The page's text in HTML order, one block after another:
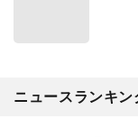
ニュースランキン